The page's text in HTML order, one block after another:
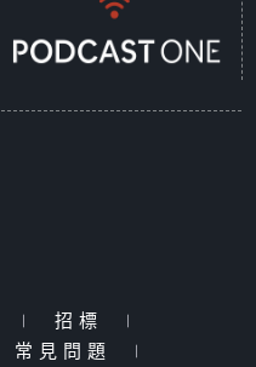
| 招標
|
常見問題 |